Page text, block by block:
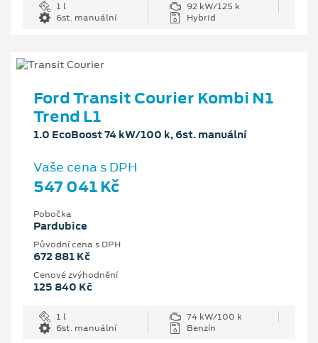
1 l
92 kW/125 k
6st. manuální
Hybrid
Ford Transit Courier Kombi N1
Trend L1
1.0 EcoBoost 74 kW/100 k, 6st. manuální
Vaše cena s DPH
547 041 Kč
Pobočka
Pardubice
Původní cena s DPH
672 881 Kč
Cenové zvýhodnění
125 840 Kč
1 l
74 kW/100 k
6st. manuální
Benzín